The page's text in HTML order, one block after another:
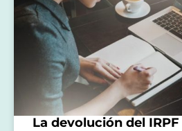
La devolución del